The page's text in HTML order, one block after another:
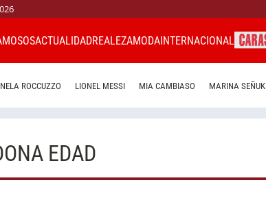
ACTUALIDADREALEZAMODAINTERNACIONAL
ROCCUZZO LIONEL MESSI MIA CAMBIASO MARINA SEÑUK
EDAD